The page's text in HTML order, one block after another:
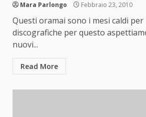
Mara Parlongo Febbraio 23, 2010
Questi oramai sono i mesi caldi per
discografiche per questo
nuovi...
Read More